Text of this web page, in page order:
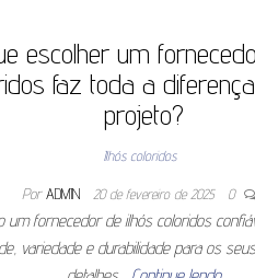
escolher um
faz toda a
projeto?
Ilhós coloridos
Por ADMIN 20 de fevereiro de 2025 0
um fornecedor de ilhós coloridos
variedade e durabilidade para os